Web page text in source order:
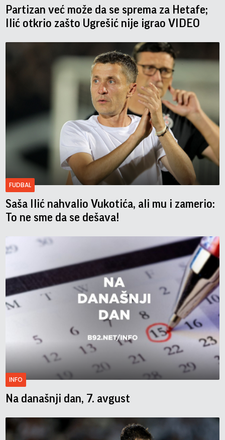
Partizan već može da se sprema za Hetafe;
Ilić otkrio zašto Ugrešić nije igrao VIDEO
FUDBAL
Saša Ilić nahvalio Vukotića, ali mu i zamerio:
To ne sme da se dešava!
INFO
Na današnji dan, 7. avgust